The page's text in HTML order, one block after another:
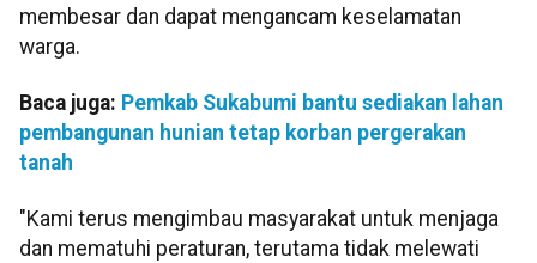
membesar dan dapat mengancam keselamatan
warga.
Baca juga: Pemkab Sukabumi bantu sediakan lahan
pembangunan hunian tetap korban pergerakan
tanah
"Kami terus mengimbau masyarakat untuk menjaga
dan mematuhi peraturan, terutama tidak melewati